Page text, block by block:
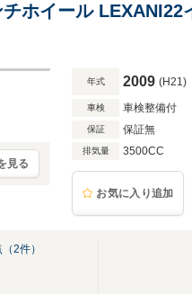
ホイール
見る
年式 2009 (H21)
車検 車検整備付
保証 保証無
排気量 3500CC
お気に入り追加
（2件）